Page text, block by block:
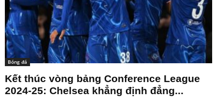
Bóng đá
Kết thúc vòng bảng Conference League
2024-25: Chelsea khẳng định đẳng...